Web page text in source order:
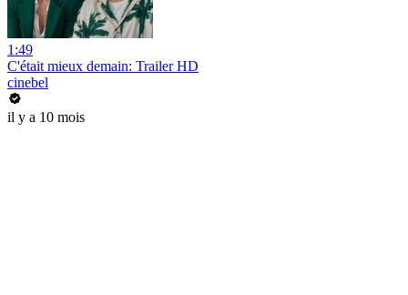
1:49
C'était mieux demain: Trailer HD
cinebel
il y a 10 mois